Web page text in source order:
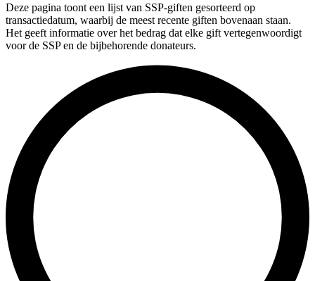
Deze pagina toont een lijst van SSP-giften gesorteerd op
transactiedatum, waarbij de meest recente giften bovenaan staan.
Het geeft informatie over het bedrag dat elke gift vertegenwoordigt
voor de SSP en de bijbehorende donateurs.